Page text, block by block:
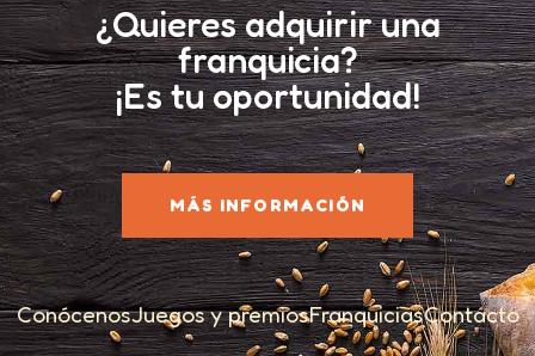
¿Quieres adquirir una
franquicia?
¡Es tu oportunidad!
MÁS INFORMACIÓN
ConócenosJuegos y premiosFranquiciasContacto